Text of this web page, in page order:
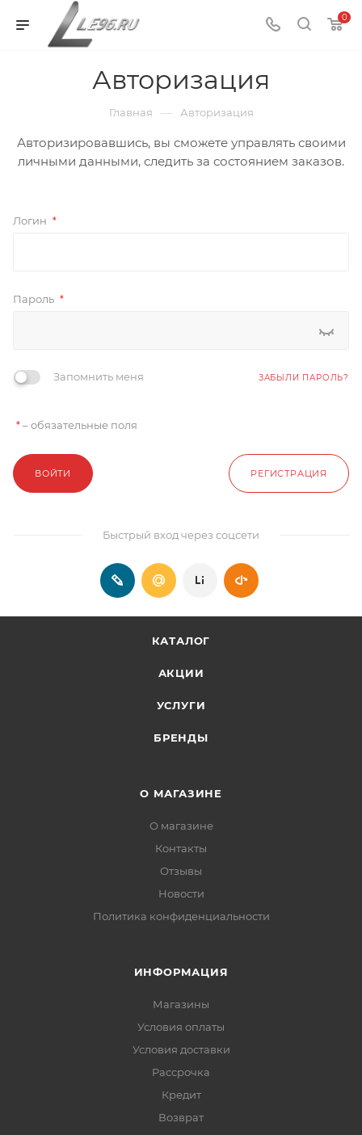
0
Авторизация
Главная — Авторизация
Авторизировавшись, вы сможете управлять своими
личными данными, следить за состоянием заказов.
Логин *
Пароль *
Запомнить меня ЗАБЫЛИ ПАРОЛЬ?
* – обязательные поля
ВОЙТИ РЕГИСТРАЦИЯ
Быстрый вход через соцсети
КАТАЛОГ
АКЦИИ
УСЛУГИ
БРЕНДЫ
О МАГАЗИНЕ
О магазине
Контакты
Отзывы
Новости
Политика конфиденциальности
ИНФОРМАЦИЯ
Магазины
Условия оплаты
Условия доставки
Рассрочка
Кредит
Возврат